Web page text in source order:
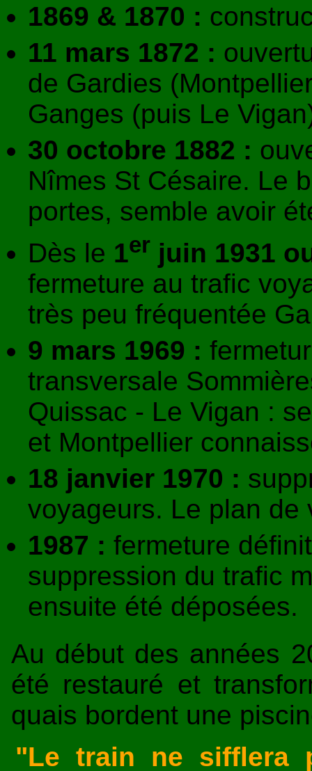
1869 & 1870 :
11 mars 1872 :
de Gardies
Ganges (puis Le
30 octobre 1882 :
Nîmes St Césaire. Le
portes, semble avoir
Dès le 1er juin 1931
fermeture au trafic
très peu fréquentée
9 mars 1969 :
transversale
Quissac - Le Vigan :
et Montpellier
18 janvier 1970 :
voyageurs. Le plan de
1987 : fermeture
suppression du trafic
ensuite été déposées.
Au début des années
été restauré et
quais bordent une
"Le train ne sifflera